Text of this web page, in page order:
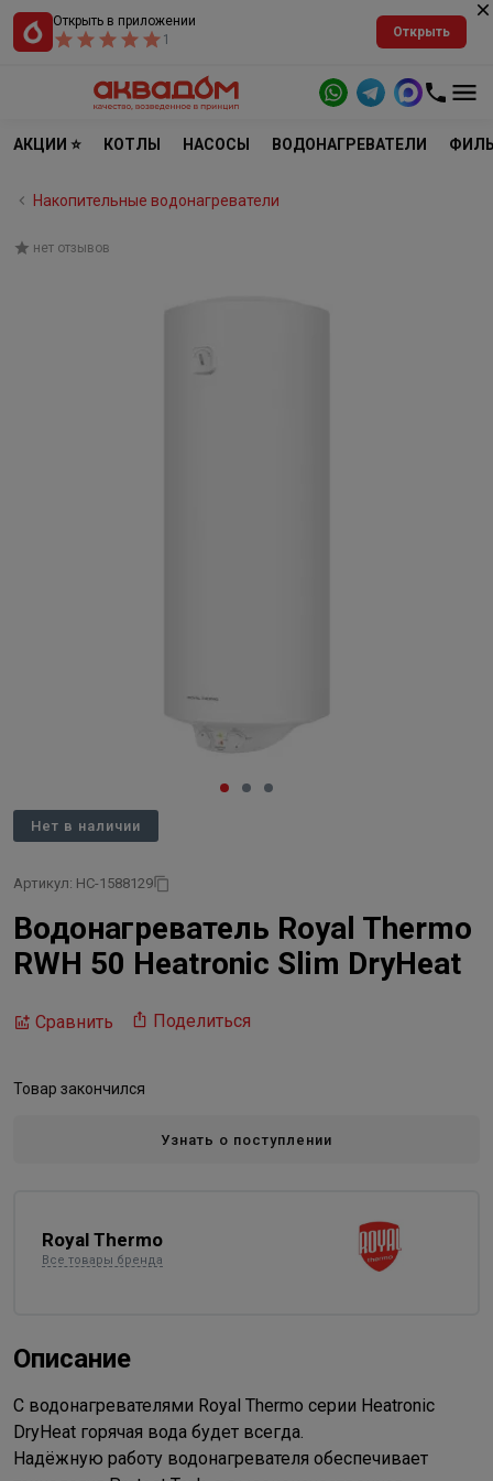
Открыть в приложении
1
Открыть
АКЦИИ ⭐ КОТЛЫ НАСОСЫ ВОДОНАГРЕВАТЕЛИ
Накопительные водонагреватели
нет отзывов
Нет в наличии
Артикул: НС-1588129
Водонагреватель Royal Thermo
RWH 50 Heatronic Slim DryHeat
Сравнить Поделиться
Товар закончился
Узнать о поступлении
Royal Thermo
Все товары бренда
Описание
С водонагревателями Royal Thermo серии Heatronic
DryHeat горячая вода будет всегда.
Надёжную работу водонагревателя обеспечивает